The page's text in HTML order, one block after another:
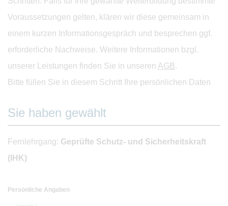
Voraussetzungen gelten, klären wir diese gemeinsam in
einem kurzen Informationsgespräch und besprechen ggf.
erforderliche Nachweise. Weitere Informationen bzgl.
unserer Leistungen finden Sie in unseren AGB.
Bitte füllen Sie in diesem Schritt Ihre persönlichen Daten
Sie haben gewählt
Fernlehrgang: Geprüfte Schutz- und Sicherheitskraft
(IHK)
Persönliche Angaben